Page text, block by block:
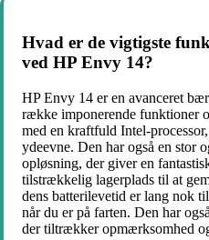
Hvad er de vigtigste
ved HP Envy 14?
HP Envy 14 er en avanceret
række imponerende funktioner
med en kraftfuld Intel-
ydeevne. Den har også en stor
opløsning, der giver en
tilstrækkelig lagerplads til at
dens batterilevetid er lang nok
når du er på farten. Den har
der tiltrækker opmærksomhed